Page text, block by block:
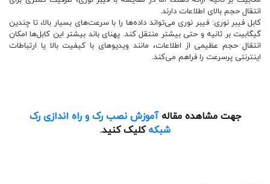
انتقال حجم بالای اطلاعات دارند.
کابل فیبر نوری: فیبر نوری می‌تواند داده‌ها را با سرعت‌های بسیار بالا، تا چندین
گیگابیت بر ثانیه و حتی بیشتر منتقل کند. پهنای باند بیشتر این کابل‌ها امکان
انتقال حجم عظیمی از اطلاعات، مانند ویدیوهای با کیفیت بالا یا ارتباطات
اینترنتی پرسرعت را فراهم می‌کند.
جهت مشاهده مقالهآموزش نصب رک و راه اندازی رک
شبکهکلیک کنید.